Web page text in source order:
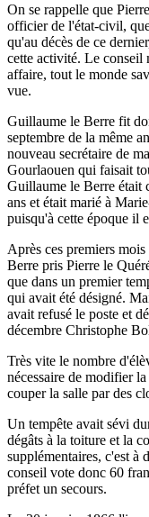
On se rappelle que
officier de l'état-civil,
qu'au décès de ce
cette activité. Le conseil
affaire, tout le monde
vue.
Guillaume le Berre fit
septembre de la même
nouveau secrétaire de
Gourlaouen qui faisait
Guillaume le Berre était
ans et était marié à
puisqu'à cette époque il
Après ces premiers
Berre pris Pierre le
que dans un premier
qui avait été désigné.
avait refusé le poste et
décembre Christophe
Très vite le nombre
nécessaire de modifier
couper la salle par des
Un tempête avait sévi
dégâts à la toiture et la
supplémentaires, c'est à
conseil vote donc 60
préfet un secours.